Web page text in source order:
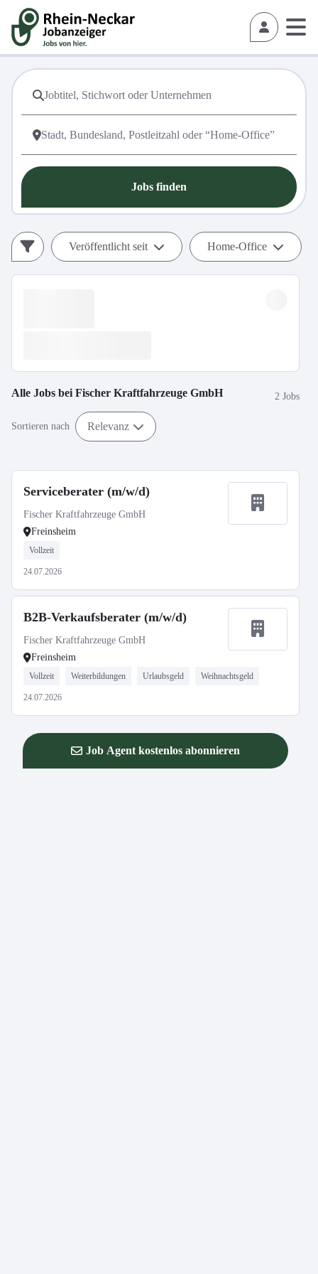
Jobs finden
Veröffentlicht seit Home-Office
Alle Jobs bei Fischer Kraftfahrzeuge GmbH 2 Jobs
Sortieren nach Relevanz
Serviceberater (m/w/d)
Fischer Kraftfahrzeuge GmbH
Freinsheim
Vollzeit
24.07.2026
B2B-Verkaufsberater (m/w/d)
Fischer Kraftfahrzeuge GmbH
Freinsheim
Vollzeit Weiterbildungen Urlaubsgeld Weihnachtsgeld
24.07.2026
Job Agent kostenlos abonnieren